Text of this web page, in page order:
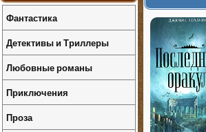
Фантастика
Детективы и Триллеры
Любовные романы
Приключения
Проза